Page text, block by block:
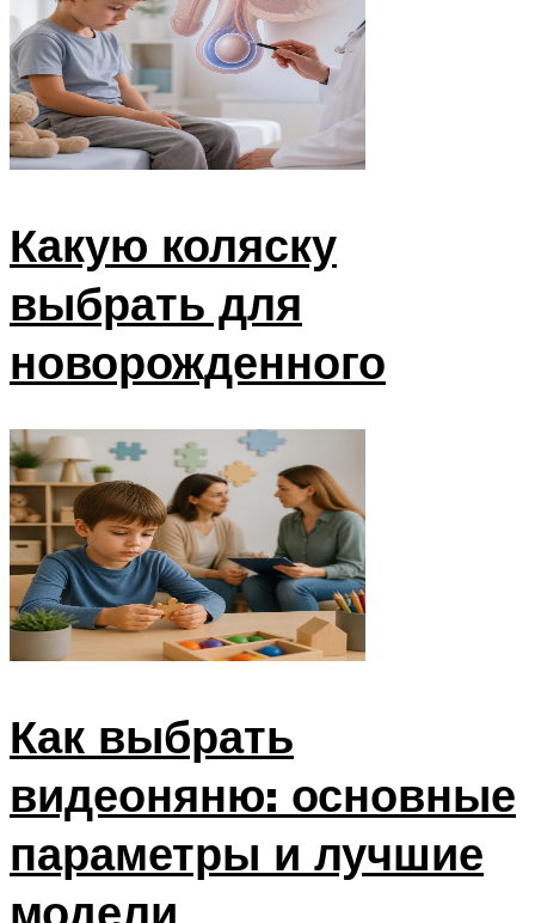
Какую коляску
выбрать для
новорожденного
Как выбрать
видеоняню: основные
параметры и лучшие
модели